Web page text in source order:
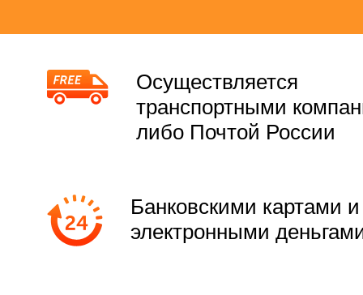
Осуществляется
транспортными
либо Почтой России
Банковскими картами и
электронными